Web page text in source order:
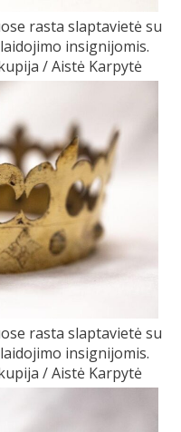
rasta slaptavietė su
insignijomis.
/ Aistė Karpytė
rasta slaptavietė su
insignijomis.
/ Aistė Karpytė